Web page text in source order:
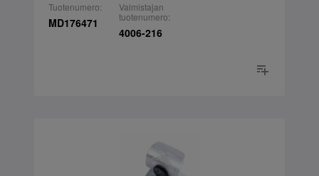
Tuotenumero:
MD176471
Valmistajan
tuotenumero:
4006-216